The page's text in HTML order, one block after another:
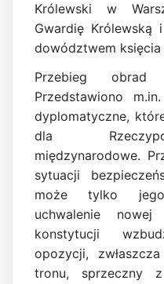
Królewski w
Gwardię Królewską
dowództwem
Przebieg obrad
Przedstawiono
dyplomatyczne,
dla
międzynarodowe.
sytuacji
może tylko
uchwalenie
konstytucji
opozycji,
tronu, sprzeczny